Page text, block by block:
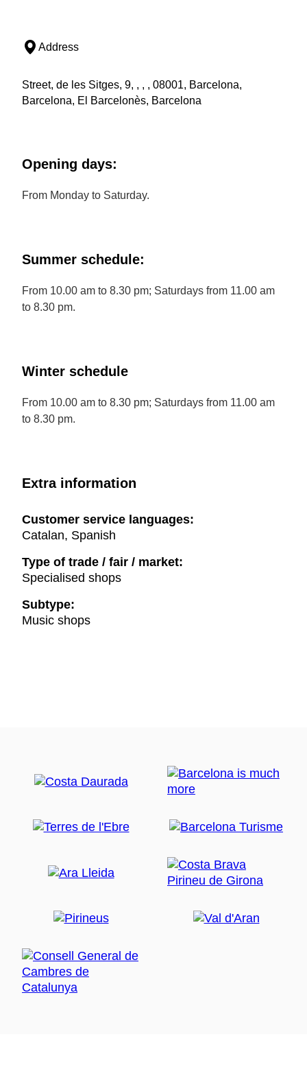
Address
Street, de les Sitges, 9, , , , 08001, Barcelona,
Barcelona, El Barcelonès, Barcelona
Opening days:
From Monday to Saturday.
Summer schedule:
From 10.00 am to 8.30 pm; Saturdays from 11.00 am
to 8.30 pm.
Winter schedule
From 10.00 am to 8.30 pm; Saturdays from 11.00 am
to 8.30 pm.
Extra information
Customer service languages:
Catalan, Spanish
Type of trade / fair / market:
Specialised shops
Subtype:
Music shops